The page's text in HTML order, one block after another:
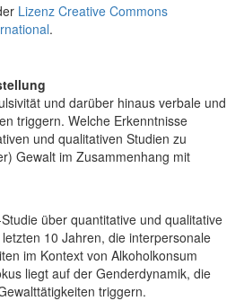
Lizenz Creative Commons
.
und darüber hinaus verbale und
triggern. Welche Erkenntnisse
und qualitativen Studien zu
Gewalt im Zusammenhang mit
über quantitative und qualitative
10 Jahren, die interpersonale
im Kontext von Alkoholkonsum
liegt auf der Genderdynamik, die
triggern.